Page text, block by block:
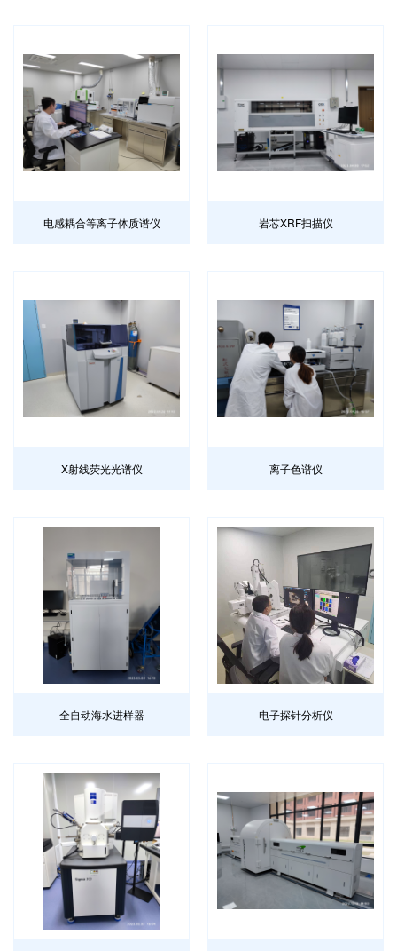
电感耦合等离子体质谱仪 岩芯XRF扫描仪
X射线荧光光谱仪 离子色谱仪
全自动海水进样器 电子探针分析仪